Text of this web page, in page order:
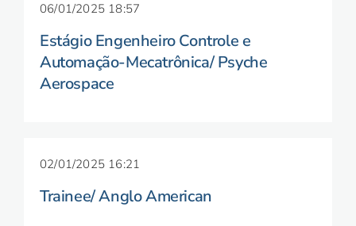
06/01/2025 18:57
Estágio Engenheiro Controle e
Automação-Mecatrônica/ Psyche
Aerospace
02/01/2025 16:21
Trainee/ Anglo American